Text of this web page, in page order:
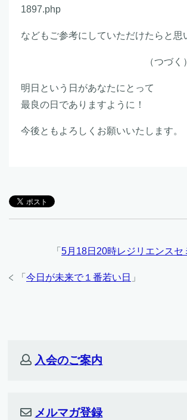
1897.php
などもご参考にしていただけたらと思
（つづく）
明日という日があなたにとって
最良の日でありますように！
今後ともよろしくお願いいたします。
「 5月18日20時レジリエンスセ
「 今日が未来で１番若い日 」
入会のご案内
メルマガ登録